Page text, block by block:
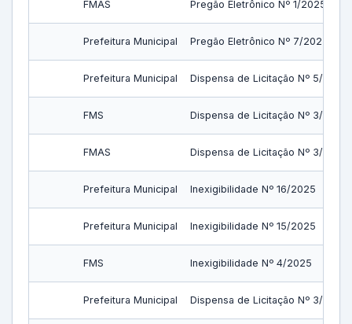
FMAS Pregão Eletrônico Nº 1/2025
Prefeitura Municipal Pregão Eletrônico Nº 7/2025
Prefeitura Municipal Dispensa de Licitação Nº 5/2025
FMS Dispensa de Licitação Nº 3/2025
FMAS Dispensa de Licitação Nº 3/2025
Prefeitura Municipal Inexigibilidade Nº 16/2025
Prefeitura Municipal Inexigibilidade Nº 15/2025
FMS Inexigibilidade Nº 4/2025
Prefeitura Municipal Dispensa de Licitação Nº 3/2025